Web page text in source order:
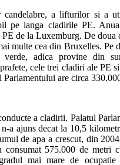
candelabre, a lifturilor si a
pe langa cladirile PE.
de la Luxemburg. De doua
multe cea din Bruxelles. Pe
adica provine din
cele trei cladiri ale PE
are circa
a cladirii. Palatul
a ajuns decat la 10,5
de apa a crescut, din
575.000 de metri
mai mare de ocupatie